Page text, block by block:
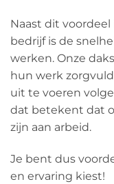
Naast dit
bedrijf is de
werken. Onze
hun werk
uit te voeren
dat betekent dat
zijn aan arbeid.
Je bent dus
en ervaring kiest!